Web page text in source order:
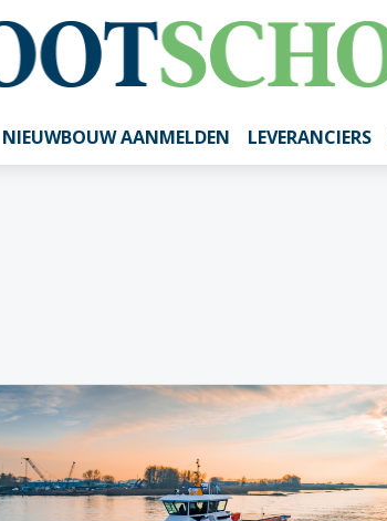
NIEUWBOUW AANMELDEN LEVERANCIERS